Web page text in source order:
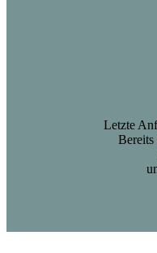
Letzte
Bereits